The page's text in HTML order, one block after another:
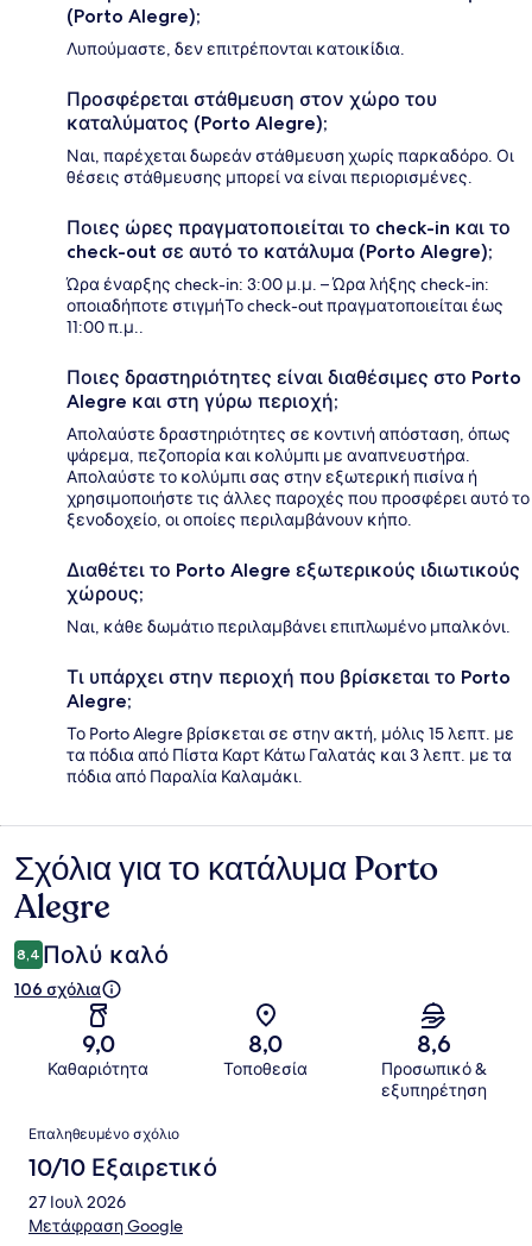
(Porto Alegre);
Λυπούμαστε, δεν επιτρέπονται κατοικίδια.
Προσφέρεται στάθμευση στον χώρο του
καταλύματος (Porto Alegre);
Ναι, παρέχεται δωρεάν στάθμευση χωρίς παρκαδόρο. Οι
θέσεις στάθμευσης μπορεί να είναι περιορισμένες.
Ποιες ώρες πραγματοποιείται το check-in και το
check-out σε αυτό το κατάλυμα (Porto Alegre);
Ώρα έναρξης check-in: 3:00 μ.μ. – Ώρα λήξης check-in:
οποιαδήποτε στιγμήΤο check-out πραγματοποιείται έως
11:00 π.μ..
Ποιες δραστηριότητες είναι διαθέσιμες στο Porto
Alegre και στη γύρω περιοχή;
Απολαύστε δραστηριότητες σε κοντινή απόσταση, όπως
ψάρεμα, πεζοπορία και κολύμπι με αναπνευστήρα.
Απολαύστε το κολύμπι σας στην εξωτερική πισίνα ή
χρησιμοποιήστε τις άλλες παροχές που προσφέρει αυτό το
ξενοδοχείο, οι οποίες περιλαμβάνουν κήπο.
Διαθέτει το Porto Alegre εξωτερικούς ιδιωτικούς
χώρους;
Ναι, κάθε δωμάτιο περιλαμβάνει επιπλωμένο μπαλκόνι.
Τι υπάρχει στην περιοχή που βρίσκεται το Porto
Alegre;
Το Porto Alegre βρίσκεται σε στην ακτή, μόλις 15 λεπτ. με
τα πόδια από Πίστα Καρτ Κάτω Γαλατάς και 3 λεπτ. με τα
πόδια από Παραλία Καλαμάκι.
Σχόλια
Σχόλια για το κατάλυμα Porto
Alegre
8,4 Πολύ καλό
106 σχόλια
9,0
Καθαριότητα
8,0
Τοποθεσία
8,6
Προσωπικό &
εξυπηρέτηση
Σχόλια
Επαληθευμένο σχόλιο
10/10 Εξαιρετικό
27 Ιουλ 2026
Μετάφραση Google